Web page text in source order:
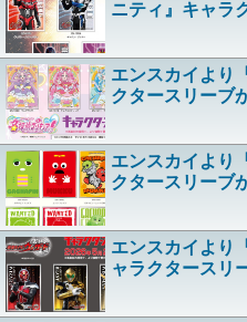
ニティ』キャラ
エンスカイより
クタースリーブ
エンスカイより
クタースリーブ
エンスカイより
ャラクタースリ